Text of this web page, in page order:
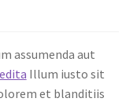
assumenda aut
Illum iusto sit
et blanditiis